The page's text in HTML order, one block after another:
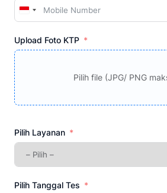
Indonesia
Upload Foto KTP
Pilih file (JPG/ PNG
Pilih Layanan
Pilih Tanggal Tes